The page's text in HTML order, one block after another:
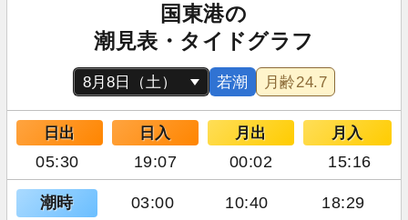
国東港の
潮見表・タイドグラフ
若潮 月齢24.7
日出 日入 月出 月入
05:30 19:07 00:02 15:16
潮時 03:00 10:40 18:29